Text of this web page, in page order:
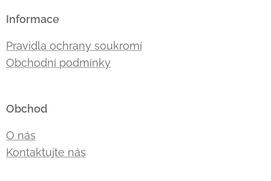
Informace
Pravidla ochrany soukromí
Obchodní podmínky
Obchod
O nás
Kontaktujte nás